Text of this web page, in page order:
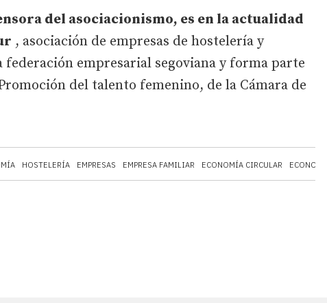
HOSTELERÍA EMPRESAS EMPRESA FAMILIAR ECONOMÍA CIRCULAR ECONOMÍA
del asociacionismo, es en la actualidad
, asociación de empresas de hostelería y
empresarial segoviana y forma parte
del talento femenino, de la Cámara de